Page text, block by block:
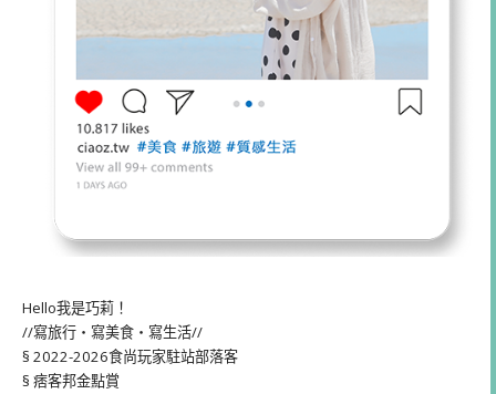
Hello我是巧莉！
//寫旅行・寫美食・寫生活//
§ 2022-2026食尚玩家駐站部落客
§ 痞客邦金點賞